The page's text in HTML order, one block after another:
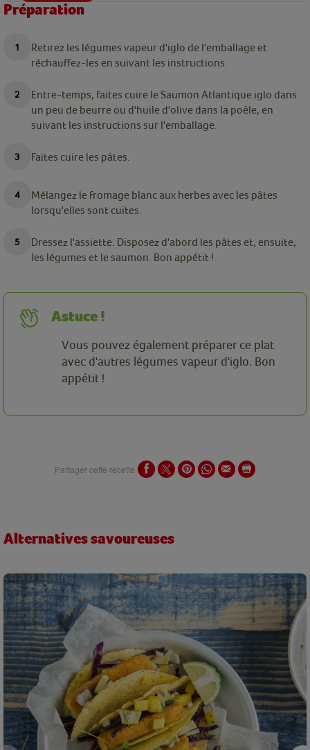
Préparation
Retirez les légumes vapeur d'iglo de l'emballage et
réchauffez-les en suivant les instructions.
Entre-temps, faites cuire le Saumon Atlantique iglo dans
un peu de beurre ou d'huile d'olive dans la poêle, en
suivant les instructions sur l'emballage.
Faites cuire les pâtes.
Mélangez le fromage blanc aux herbes avec les pâtes
lorsqu'elles sont cuites.
Dressez l'assiette. Disposez d'abord les pâtes et, ensuite,
les légumes et le saumon. Bon appétit !
Astuce !
Vous pouvez également préparer ce plat
avec d'autres légumes vapeur d'iglo. Bon
appétit !
Partager cette recette
Alternatives savoureuses